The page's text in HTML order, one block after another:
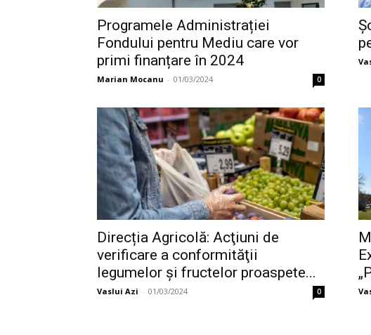
Programele Administrației
Fondului pentru Mediu care vor
primi finanțare în 2024
Marian Mocanu - 01/03/2024 0
Direcția Agricolă: Acţiuni de
verificare a conformităţii
legumelor şi fructelor proaspete...
Vaslui Azi - 01/03/2024 0